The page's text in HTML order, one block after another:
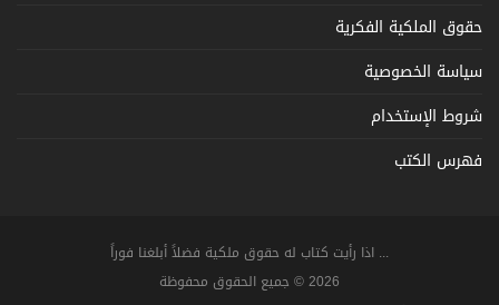
حقوق الملكية الفكرية
سياسة الخصوصية
شروط الإستخدام
فهرس الكتب
... اذا رأيت كتاب له حقوق ملكية فضلاً أبلغنا فوراً
2026 © جميع الحقوق محفوظة